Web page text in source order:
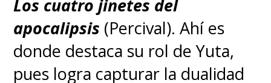
Los cuatro jinetes del
apocalipsis (Percival). Ahí es
donde destaca su rol de Yuta,
pues logra capturar la dualidad